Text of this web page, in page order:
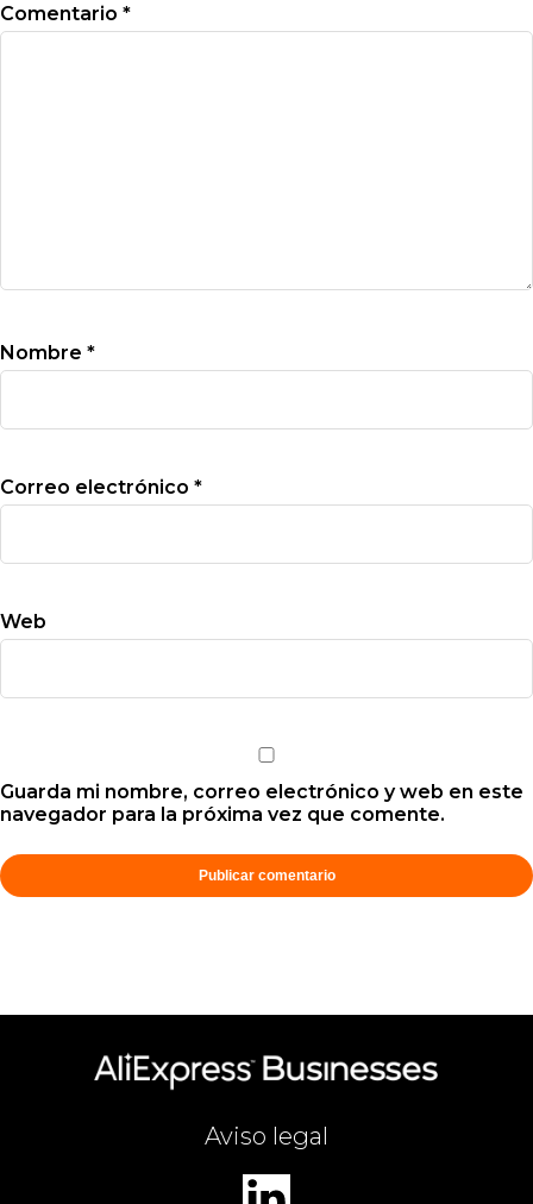
Comentario *
Nombre *
Correo electrónico *
Web
Guarda mi nombre, correo electrónico y web en este
navegador para la próxima vez que comente.
Aviso legal